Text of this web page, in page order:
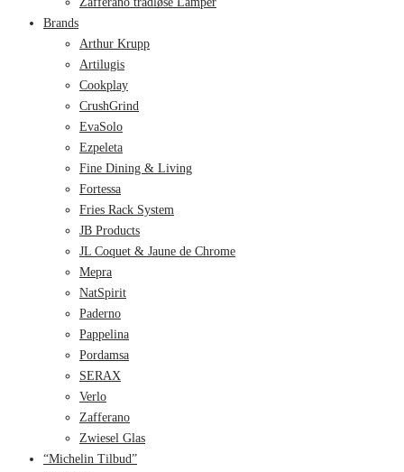
Brands
Arthur Krupp
Artilugis
Cookplay
CrushGrind
EvaSolo
Ezpeleta
Fine Dining & Living
Fortessa
Fries Rack System
JB Products
JL Coquet & Jaune de Chrome
Mepra
NatSpirit
Paderno
Pappelina
Pordamsa
SERAX
Verlo
Zafferano
Zwiesel Glas
“Michelin Tilbud”